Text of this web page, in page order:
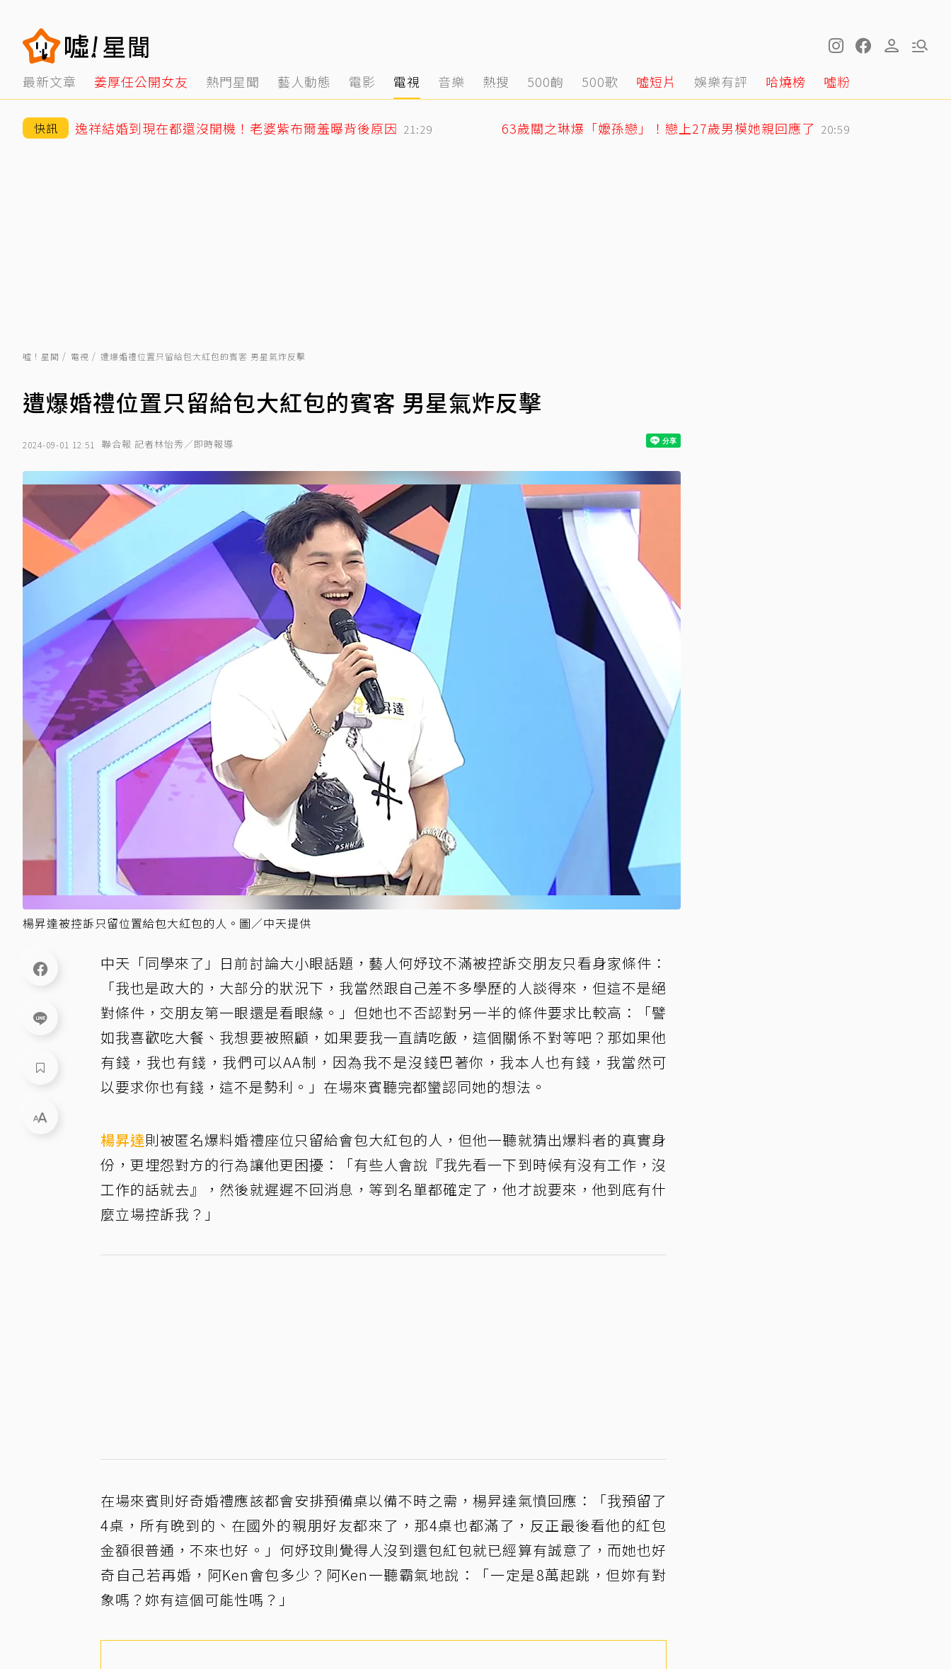
最新文章 姜厚任公開女友 熱門星聞 藝人動態 電影 電視 音樂 熱搜 500齣 500歌 噓短片 娛樂有評 哈燒榜 噓粉
快訊 逸祥結婚到現在都還沒開機！老婆紫布爾羞曝背後原因 21:29 63歲關之琳爆「嬤孫戀」！戀上27歲男模她親回應了 20:59
噓！星聞 電視 遭爆婚禮位置只留給包大紅包的賓客 男星氣炸反擊
遭爆婚禮位置只留給包大紅包的賓客 男星氣炸反擊
2024-09-01 12:51 聯合報 記者林怡秀／即時報導
楊昇達被控訴只留位置給包大紅包的人。圖／中天提供
中天「同學來了」日前討論大小眼話題，藝人何妤玟不滿被控訴交朋友只看身家條件：
「我也是政大的，大部分的狀況下，我當然跟自己差不多學歷的人談得來，但這不是絕
對條件，交朋友第一眼還是看眼緣。」但她也不否認對另一半的條件要求比較高：「譬
如我喜歡吃大餐、我想要被照顧，如果要我一直請吃飯，這個關係不對等吧？那如果他
有錢，我也有錢，我們可以AA制，因為我不是沒錢巴著你，我本人也有錢，我當然可
以要求你也有錢，這不是勢利。」在場來賓聽完都蠻認同她的想法。
楊昇達則被匿名爆料婚禮座位只留給會包大紅包的人，但他一聽就猜出爆料者的真實身
份，更埋怨對方的行為讓他更困擾：「有些人會說『我先看一下到時候有沒有工作，沒
工作的話就去』，然後就遲遲不回消息，等到名單都確定了，他才說要來，他到底有什
麼立場控訴我？」
在場來賓則好奇婚禮應該都會安排預備桌以備不時之需，楊昇達氣憤回應：「我預留了
4桌，所有晚到的、在國外的親朋好友都來了，那4桌也都滿了，反正最後看他的紅包
金額很普通，不來也好。」何妤玟則覺得人沒到還包紅包就已經算有誠意了，而她也好
奇自己若再婚，阿Ken會包多少？阿Ken一聽霸氣地說：「一定是8萬起跳，但妳有對
象嗎？妳有這個可能性嗎？」